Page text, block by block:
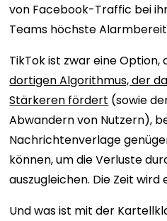
von Facebook-Traffic bei
Teams höchste
TikTok ist zwar eine
dortigen Algorithmus, der
Stärkeren fördert (sowie
Abwandern von Nutzern),
Nachrichtenverlage
können, um die Verluste
auszugleichen. Die Zeit wird
Und was ist mit der